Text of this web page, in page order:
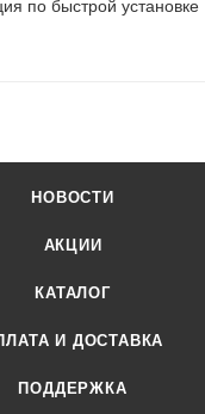
по быстрой установке
НОВОСТИ
АКЦИИ
КАТАЛОГ
И ДОСТАВКА
ПОДДЕРЖКА